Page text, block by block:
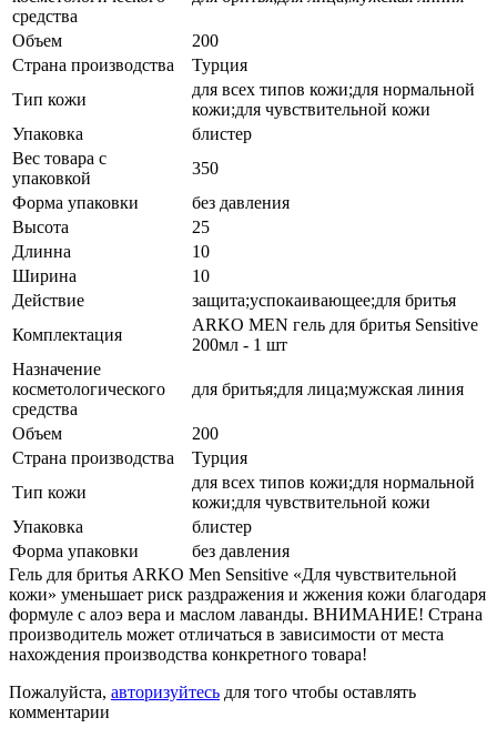
средства
Объем
200
Страна производства
Турция
Тип кожи
для всех типов кожи;для нормальной
кожи;для чувствительной кожи
Упаковка
блистер
Вес товара с
упаковкой
350
Форма упаковки
без давления
Высота
25
Длинна
10
Ширина
10
Действие
защита;успокаивающее;для бритья
Комплектация
ARKO MEN гель для бритья Sensitive
200мл - 1 шт
Назначение
косметологического
средства
для бритья;для лица;мужская линия
Объем
200
Страна производства
Турция
Тип кожи
для всех типов кожи;для нормальной
кожи;для чувствительной кожи
Упаковка
блистер
Форма упаковки
без давления
Гель для бритья ARKO Men Sensitive «Для чувствительной
кожи» уменьшает риск раздражения и жжения кожи благодаря
формуле с алоэ вера и маслом лаванды. ВНИМАНИЕ! Страна
производитель может отличаться в зависимости от места
нахождения производства конкретного товара!
Пожалуйста, авторизуйтесь для того чтобы оставлять
комментарии